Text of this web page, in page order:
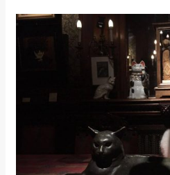
Kolumne
Beauty
Zdravlje